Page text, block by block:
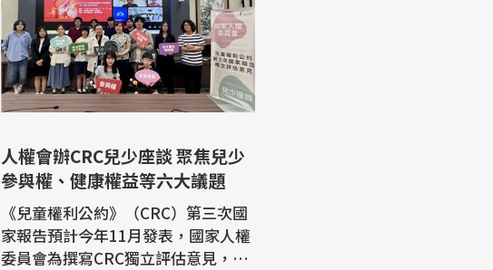
人權會辦CRC兒少座談 聚焦兒少
參與權、健康權益等六大議題
《兒童權利公約》（CRC）第三次國
家報告預計今年11月發表，國家人權
委員會為撰寫CRC獨立評估意見，7